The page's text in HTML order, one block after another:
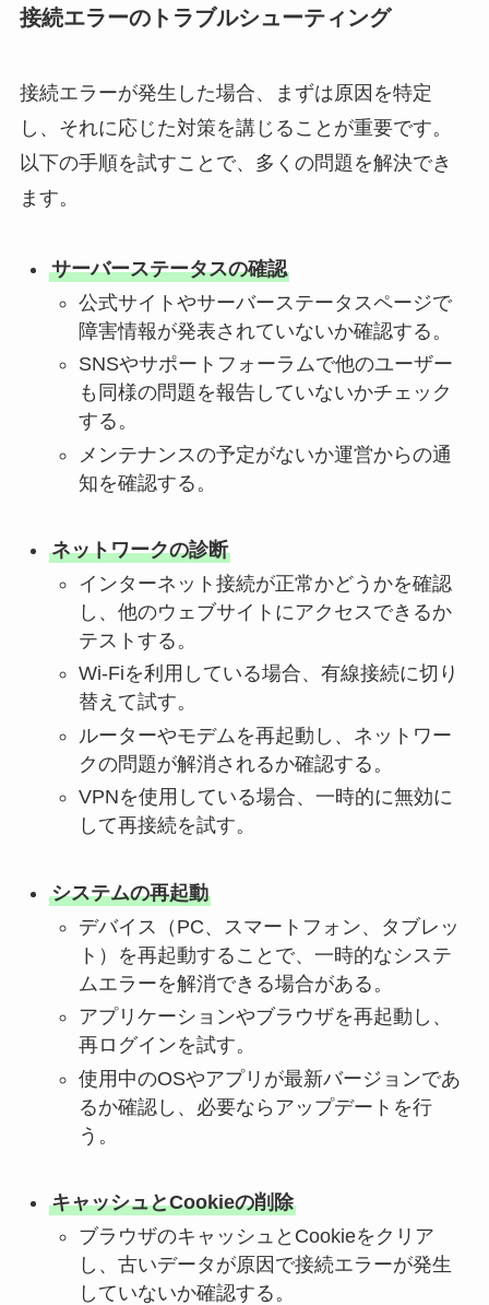
接続エラーのトラブルシューティング
接続エラーが発生した場合、まずは原因を特定
し、それに応じた対策を講じることが重要です。
以下の手順を試すことで、多くの問題を解決でき
ます。
サーバーステータスの確認
公式サイトやサーバーステータスページで
障害情報が発表されていないか確認する。
SNSやサポートフォーラムで他のユーザー
も同様の問題を報告していないかチェック
する。
メンテナンスの予定がないか運営からの通
知を確認する。
ネットワークの診断
インターネット接続が正常かどうかを確認
し、他のウェブサイトにアクセスできるか
テストする。
Wi-Fiを利用している場合、有線接続に切り
替えて試す。
ルーターやモデムを再起動し、ネットワー
クの問題が解消されるか確認する。
VPNを使用している場合、一時的に無効に
して再接続を試す。
システムの再起動
デバイス（PC、スマートフォン、タブレッ
ト）を再起動することで、一時的なシステ
ムエラーを解消できる場合がある。
アプリケーションやブラウザを再起動し、
再ログインを試す。
使用中のOSやアプリが最新バージョンであ
るか確認し、必要ならアップデートを行
う。
キャッシュとCookieの削除
ブラウザのキャッシュとCookieをクリア
し、古いデータが原因で接続エラーが発生
していないか確認する。